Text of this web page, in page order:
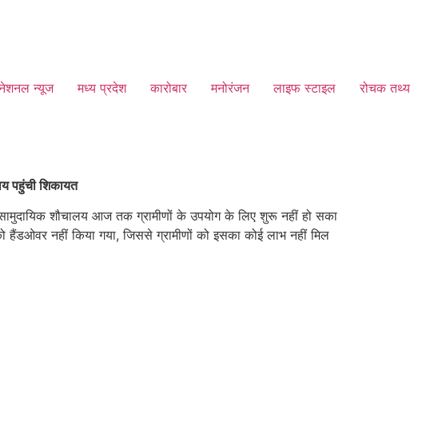
न्यूज मध्य प्रदेश कारोबार मनोरंजन लाइफ स्टाइल रोचक तथ्य
पहुंची शिकायत
शौचालय आज तक ग्रामीणों के उपयोग के लिए शुरू नहीं हो सका
नहीं किया गया, जिससे ग्रामीणों को इसका कोई लाभ नहीं मिल